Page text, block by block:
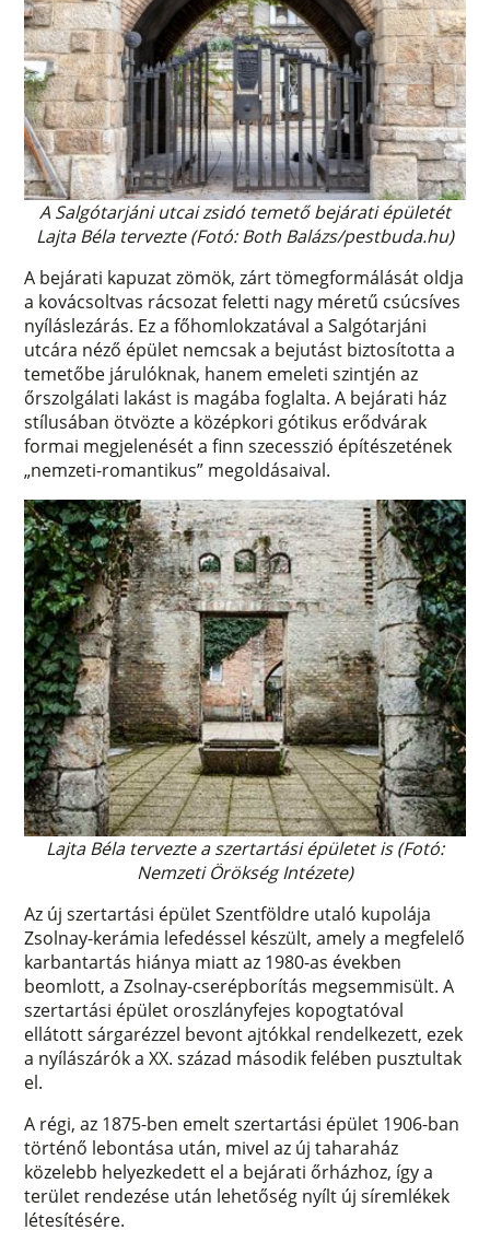
A Salgótarjáni utcai zsidó temető bejárati épületét
Lajta Béla tervezte (Fotó: Both Balázs/pestbuda.hu)
A bejárati kapuzat zömök, zárt tömegformálását oldja
a kovácsoltvas rácsozat feletti nagy méretű csúcsíves
nyíláslezárás. Ez a főhomlokzatával a Salgótarjáni
utcára néző épület nemcsak a bejutást biztosította a
temetőbe járulóknak, hanem emeleti szintjén az
őrszolgálati lakást is magába foglalta. A bejárati ház
stílusában ötvözte a középkori gótikus erődvárak
formai megjelenését a finn szecesszió építészetének
„nemzeti-romantikus” megoldásaival.
Lajta Béla tervezte a szertartási épületet is (Fotó:
Nemzeti Örökség Intézete)
Az új szertartási épület Szentföldre utaló kupolája
Zsolnay-kerámia lefedéssel készült, amely a megfelelő
karbantartás hiánya miatt az 1980-as években
beomlott, a Zsolnay-cserépborítás megsemmisült. A
szertartási épület oroszlányfejes kopogtatóval
ellátott sárgarézzel bevont ajtókkal rendelkezett, ezek
a nyílászárók a XX. század második felében pusztultak
el.
A régi, az 1875-ben emelt szertartási épület 1906-ban
történő lebontása után, mivel az új taharaház
közelebb helyezkedett el a bejárati őrházhoz, így a
terület rendezése után lehetőség nyílt új síremlékek
létesítésére.